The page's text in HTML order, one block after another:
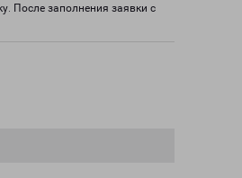
После заполнения заявки с